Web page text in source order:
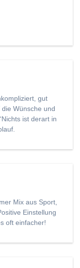
gut
Wünsche und
ist derart in
Mix aus Sport,
Einstellung
oft einfacher!